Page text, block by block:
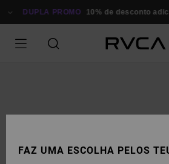
PARADUPLA PROMO 10% de desconto
FAZ UMA ESCOLHA PELOS